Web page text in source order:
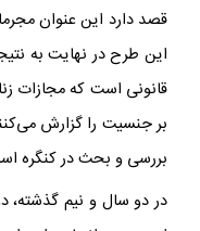
قصد دارد این عنوان
این طرح در نهایت به
قانونی است که مجازات
بر جنسیت را گزارش
بررسی و بحث در کنگره
در دو سال و نیم گذشته،